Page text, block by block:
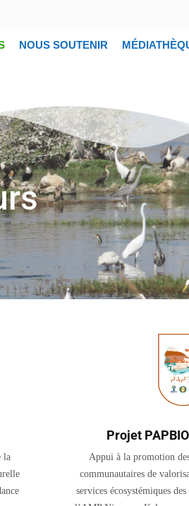
NOUS SOUTENIR
la
Projet
Appui à la promotion
communautaires de
services écosystémiques